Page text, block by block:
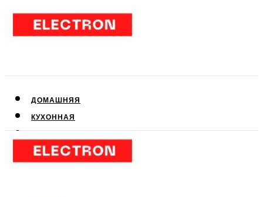
ДОМАШНЯЯ
КУХОННАЯ
КЛИМАТИЧЕСКАЯ